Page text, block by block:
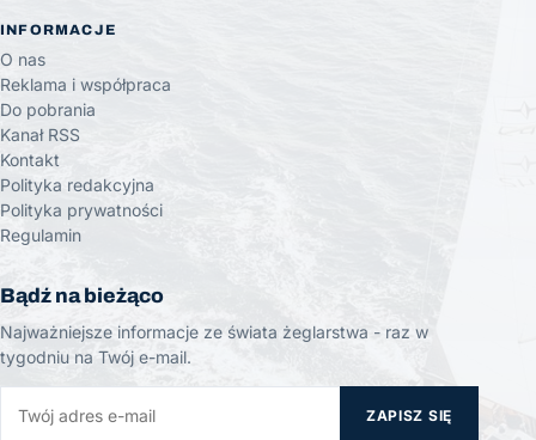
INFORMACJE
O nas
Reklama i współpraca
Do pobrania
Kanał RSS
Kontakt
Polityka redakcyjna
Polityka prywatności
Regulamin
Bądź na bieżąco
Najważniejsze informacje ze świata żeglarstwa - raz w
tygodniu na Twój e-mail.
ZAPISZ SIĘ